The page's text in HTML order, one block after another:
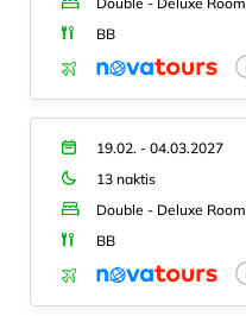
BB
19.02. - 04.03.2027
13 naktis
Double - Deluxe Room
BB